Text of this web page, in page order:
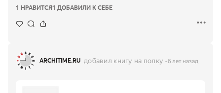
1 НРАВИТСЯ1 ДОБАВИЛИ К СЕБЕ
ARCHITIME.RU добавил книгу на полку 6 лет назад